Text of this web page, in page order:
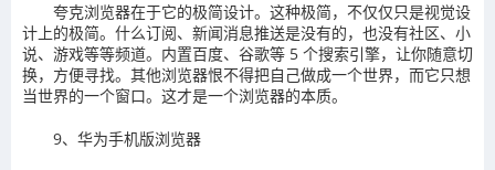
夸克浏览器在于它的极简设计。这种极简，不仅仅只是视觉设
计上的极简。什么订阅、新闻消息推送是没有的，也没有社区、小
说、游戏等等频道。内置百度、谷歌等 5 个搜索引擎，让你随意切
换，方便寻找。其他浏览器恨不得把自己做成一个世界，而它只想
当世界的一个窗口。这才是一个浏览器的本质。
9、华为手机版浏览器